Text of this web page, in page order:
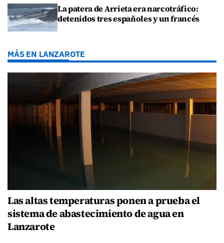
La patera de Arrieta era narcotráfico:
detenidos tres españoles y un francés
MÁS EN LANZAROTE
Las altas temperaturas ponen a prueba el
sistema de abastecimiento de agua en
Lanzarote